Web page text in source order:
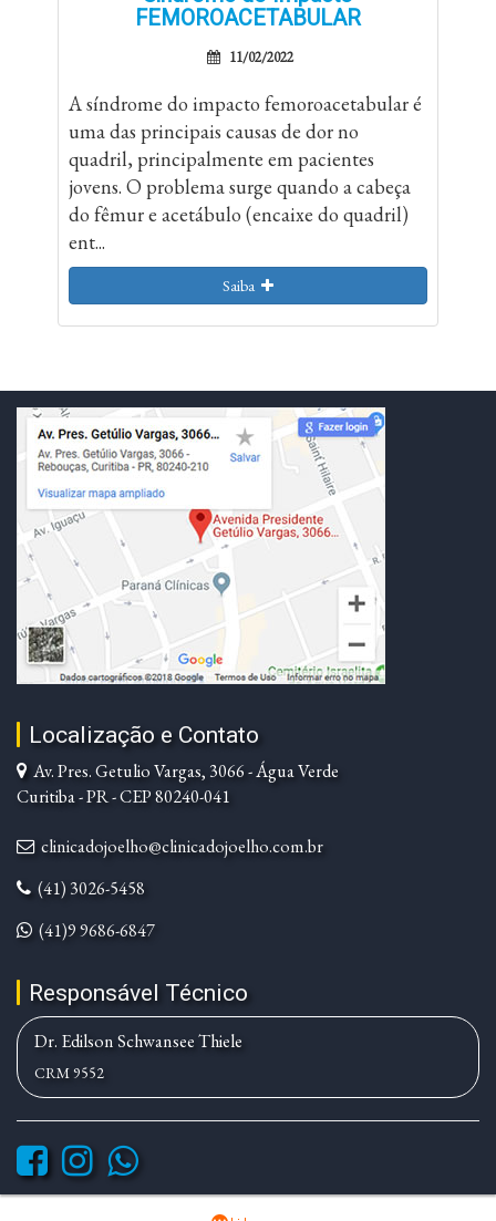
FEMOROACETABULAR
11/02/2022
A síndrome do impacto femoroacetabular é
uma das principais causas de dor no
quadril, principalmente em pacientes
jovens. O problema surge quando a cabeça
do fêmur e acetábulo (encaixe do quadril)
ent...
Saiba
Localização e Contato
Av. Pres. Getulio Vargas, 3066 - Água Verde
Curitiba - PR - CEP 80240-041
clinicadojoelho@clinicadojoelho.com.br
(41) 3026-5458
(41)9 9686-6847
Responsável Técnico
Dr. Edilson Schwansee Thiele
CRM 9552